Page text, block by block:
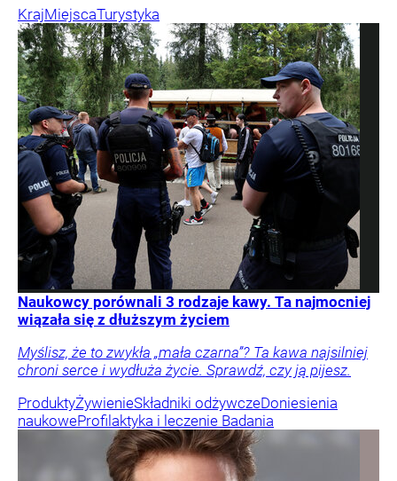
KrajMiejscaTurystyka
Naukowcy porównali 3 rodzaje kawy. Ta najmocniej
wiązała się z dłuższym życiem
Myślisz, że to zwykła „mała czarna”? Ta kawa najsilniej
chroni serce i wydłuża życie. Sprawdź, czy ją pijesz.
ProduktyŻywienieSkładniki odżywczeDoniesienia
naukoweProfilaktyka i leczenie Badania